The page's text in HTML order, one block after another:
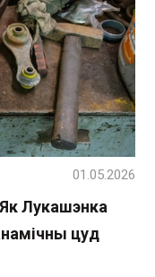
Лукашэнка
цуд
01.05.2026